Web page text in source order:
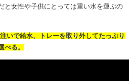
と女性や子供にとっては重い水を運ぶの
いで給水、トレーを取り外してたっぷり
べる。